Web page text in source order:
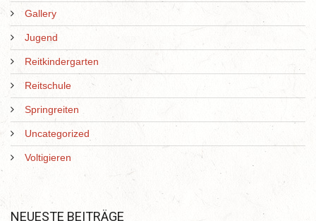
Gallery
Jugend
Reitkindergarten
Reitschule
Springreiten
Uncategorized
Voltigieren
NEUESTE BEITRÄGE